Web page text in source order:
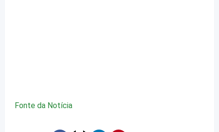
Fonte da Notícia